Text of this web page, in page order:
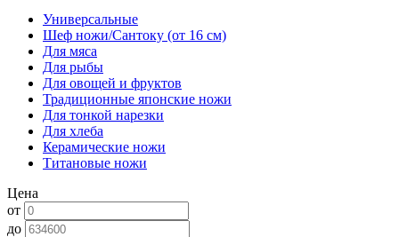
Универсальные
Шеф ножи/Сантоку (от 16 см)
Для мяса
Для рыбы
Для овощей и фруктов
Традиционные японские ножи
Для тонкой нарезки
Для хлеба
Керамические ножи
Титановые ножи
Цена
от
до